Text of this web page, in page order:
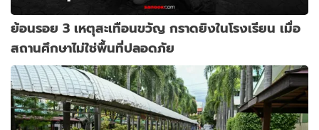
ย้อนรอย 3 เหตุสะเทือนขวัญ กราดยิงในโรงเรียน เมื่อ
สถานศึกษาไม่ใช่พื้นที่ปลอดภัย